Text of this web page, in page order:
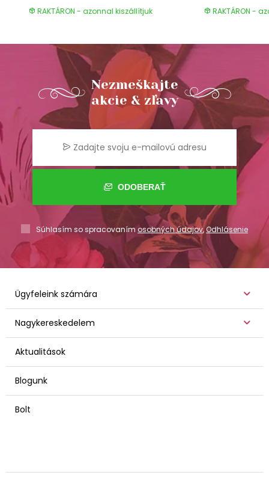
RAKTÁRON - azonnal kiszállítjuk RAKTÁRON -
Nezmeškajte
akcie & zľavy
ODOBERAŤ
Súhlasím so spracovaním osobných údajov,Odhlásenie
Ügyfeleink számára
Nagykereskedelem
Aktualitások
Blogunk
Bolt